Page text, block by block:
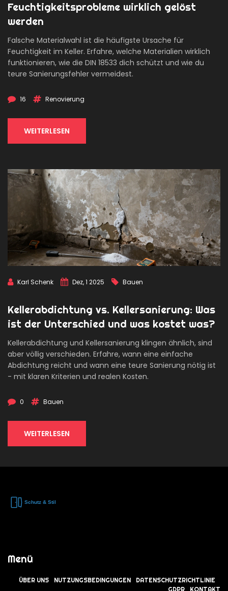
Feuchtigkeitsprobleme wirklich gelöst
werden
Falsche Materialwahl ist die häufigste Ursache für
Feuchtigkeit im Keller. Erfahre, welche Materialien wirklich
funktionieren, wie die DIN 18533 dich schützt und wie du
teure Sanierungsfehler vermeidest.
16 Renovierung
WEITERLESEN
Karl Schenk Dez, 1 2025 Bauen
Kellerabdichtung vs. Kellersanierung: Was
ist der Unterschied und was kostet was?
Kellerabdichtung und Kellersanierung klingen ähnlich, sind
aber völlig verschieden. Erfahre, wann eine einfache
Abdichtung reicht und wann eine teure Sanierung nötig ist
- mit klaren Kriterien und realen Kosten.
0 Bauen
WEITERLESEN
Menü
ÜBER UNS NUTZUNGSBEDINGUNGEN
DATENSCHUTZRICHTLINIE
GDPR
KONTAKT